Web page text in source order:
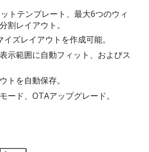
トテンプレート、最大6つのウィ
割レイアウト。
ズレイアウトを作成可能。
示範囲に自動フィット、およびス
トを自動保存。
ード、OTAアップグレード。